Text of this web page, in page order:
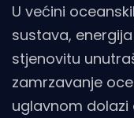
U većini
sustava,
stjenovitu
zamrzavanje
uglavnom dolazi